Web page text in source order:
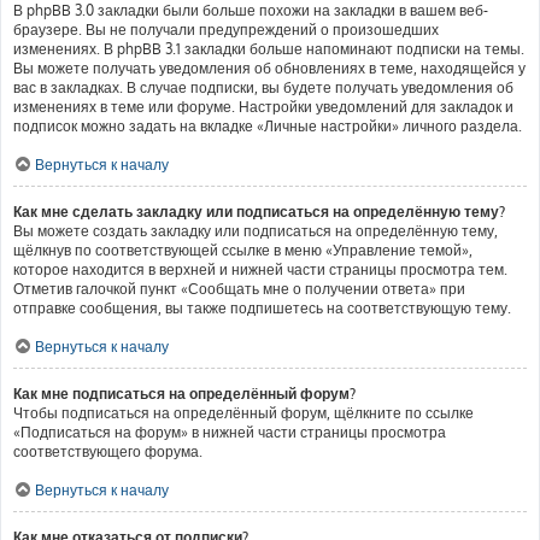
В phpBB 3.0 закладки были больше похожи на закладки в вашем веб-
браузере. Вы не получали предупреждений о произошедших
изменениях. В phpBB 3.1 закладки больше напоминают подписки на темы.
Вы можете получать уведомления об обновлениях в теме, находящейся у
вас в закладках. В случае подписки, вы будете получать уведомления об
изменениях в теме или форуме. Настройки уведомлений для закладок и
подписок можно задать на вкладке «Личные настройки» личного раздела.
Вернуться к началу
Как мне сделать закладку или подписаться на определённую тему?
Вы можете создать закладку или подписаться на определённую тему,
щёлкнув по соответствующей ссылке в меню «Управление темой»,
которое находится в верхней и нижней части страницы просмотра тем.
Отметив галочкой пункт «Сообщать мне о получении ответа» при
отправке сообщения, вы также подпишетесь на соответствующую тему.
Вернуться к началу
Как мне подписаться на определённый форум?
Чтобы подписаться на определённый форум, щёлкните по ссылке
«Подписаться на форум» в нижней части страницы просмотра
соответствующего форума.
Вернуться к началу